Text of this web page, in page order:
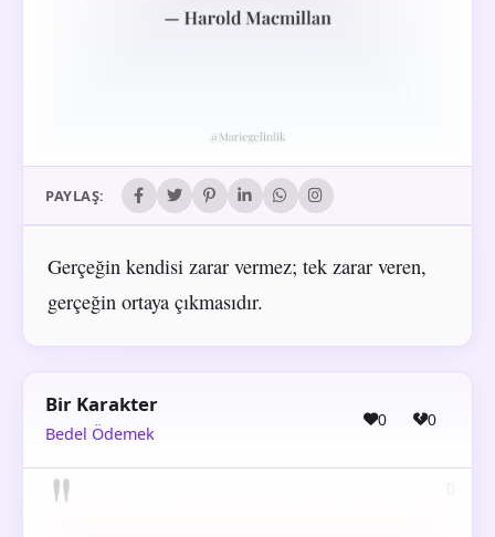
PAYLAŞ:
Gerçeğin kendisi zarar vermez; tek zarar veren,
gerçeğin ortaya çıkmasıdır.
Bir Karakter
Bedel Ödemek
0 0